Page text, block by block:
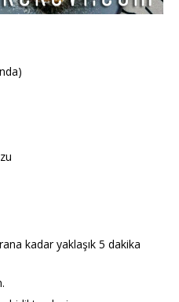
kadar yaklaşık 5 dakika